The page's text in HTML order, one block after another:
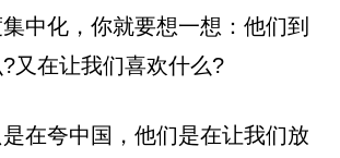
中化，你就要想一想：他们到
又在让我们喜欢什么?
在夸中国，他们是在让我们放